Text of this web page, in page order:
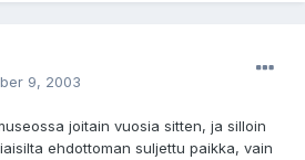
9, 2003
joitain vuosia sitten, ja silloin
ehdottoman suljettu paikka, vain